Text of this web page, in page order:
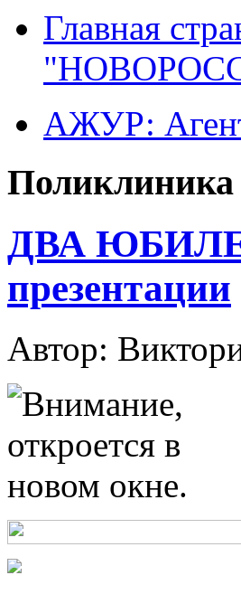
Главная
АЖУР:
Поликлиника
ДВА
презентации
Автор: